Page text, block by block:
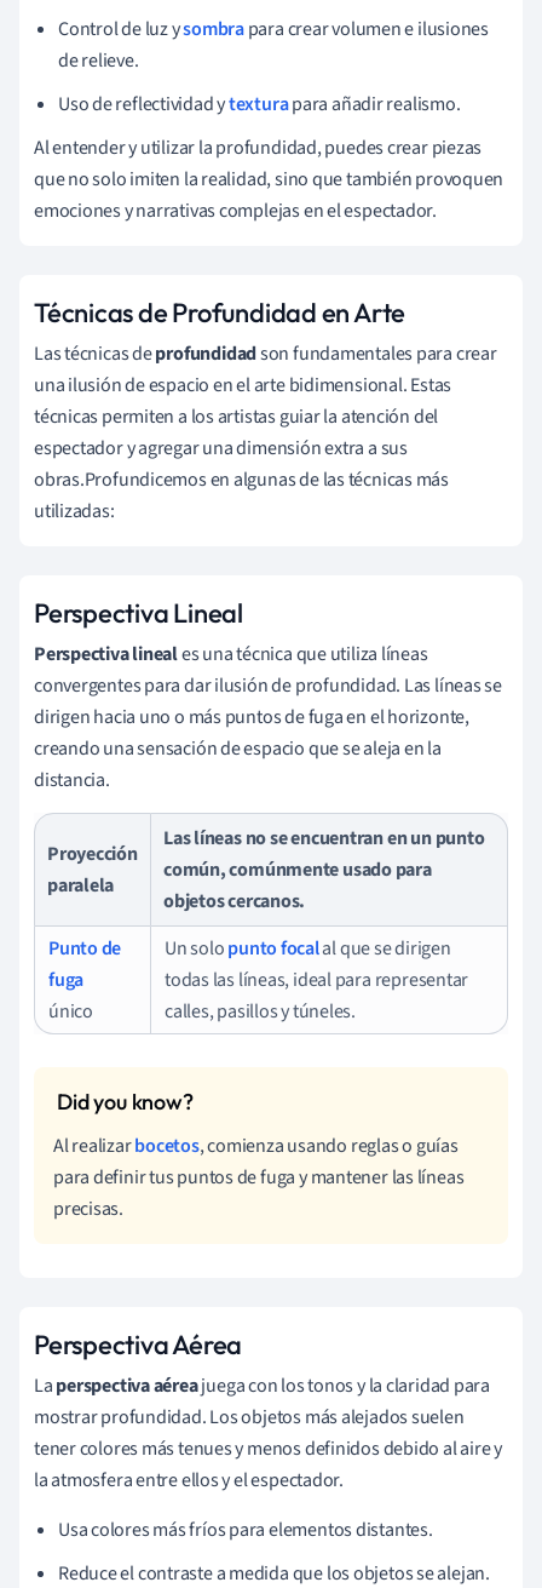
Control de luz ysombrapara crear volumen e ilusiones
de relieve.
Uso de reflectividad ytexturapara añadir realismo.
Al entender y utilizar la profundidad, puedes crear piezas
que no solo imiten la realidad, sino que también provoquen
emociones y narrativas complejas en el espectador.
Técnicas de Profundidad en Arte
Las técnicas deprofundidadson fundamentales para crear
una ilusión de espacio en el arte bidimensional. Estas
técnicas permiten a los artistas guiar la atención del
espectador y agregar una dimensión extra a sus
obras.Profundicemos en algunas de las técnicas más
utilizadas:
Perspectiva Lineal
Perspectiva lineales una técnica que utiliza líneas
convergentes para dar ilusión de profundidad. Las líneas se
dirigen hacia uno o más puntos de fuga en el horizonte,
creando una sensación de espacio que se aleja en la
distancia.
Proyección
paralela
Las líneas no se encuentran en un punto
común, comúnmente usado para
objetos cercanos.
Punto de
fuga
único
Un solopunto focalal que se dirigen
todas las líneas, ideal para representar
calles, pasillos y túneles.
Al realizarbocetos, comienza usando reglas o guías
para definir tus puntos de fuga y mantener las líneas
precisas.
Perspectiva Aérea
Laperspectiva aéreajuega con los tonos y la claridad para
mostrar profundidad. Los objetos más alejados suelen
tener colores más tenues y menos definidos debido al aire y
la atmosfera entre ellos y el espectador.
Usa colores más fríos para elementos distantes.
Reduce el contraste a medida que los objetos se alejan.